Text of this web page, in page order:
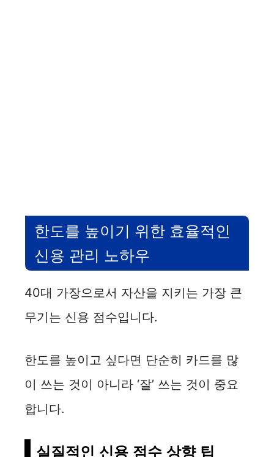
한도를 높이기 위한 효율적인
신용 관리 노하우
40대 가장으로서 자산을 지키는 가장 큰
무기는 신용 점수입니다.
한도를 높이고 싶다면 단순히 카드를 많
이 쓰는 것이 아니라 ‘잘’ 쓰는 것이 중요
합니다.
실질적인 신용 점수 상향 팁